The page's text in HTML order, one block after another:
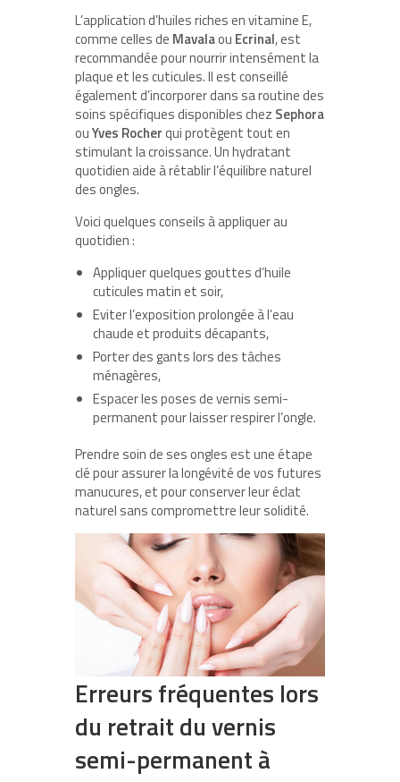
L’application d’huiles riches en vitamine E,
comme celles de Mavalaou Ecrinal, est
recommandée pour nourrir intensément la
plaque et les cuticules. Il est conseillé
également d’incorporer dans sa routine des
soins spécifiques disponibles chez Sephora
ouYves Rocherqui protègent tout en
stimulant la croissance. Un hydratant
quotidien aide à rétablir l’équilibre naturel
des ongles.
Voici quelques conseils à appliquer au
quotidien :
Appliquer quelques gouttes d’huile
cuticules matin et soir,
Eviter l’exposition prolongée à l’eau
chaude et produits décapants,
Porter des gants lors des tâches
ménagères,
Espacer les poses de vernis semi-
permanent pour laisser respirer l’ongle.
Prendre soin de ses ongles est une étape
clé pour assurer la longévité de vos futures
manucures, et pour conserver leur éclat
naturel sans compromettre leur solidité.
Erreurs fréquentes lors
du retrait du vernis
semi-permanent à